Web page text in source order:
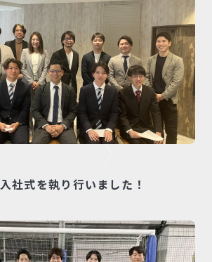
入社式を執り行いました！